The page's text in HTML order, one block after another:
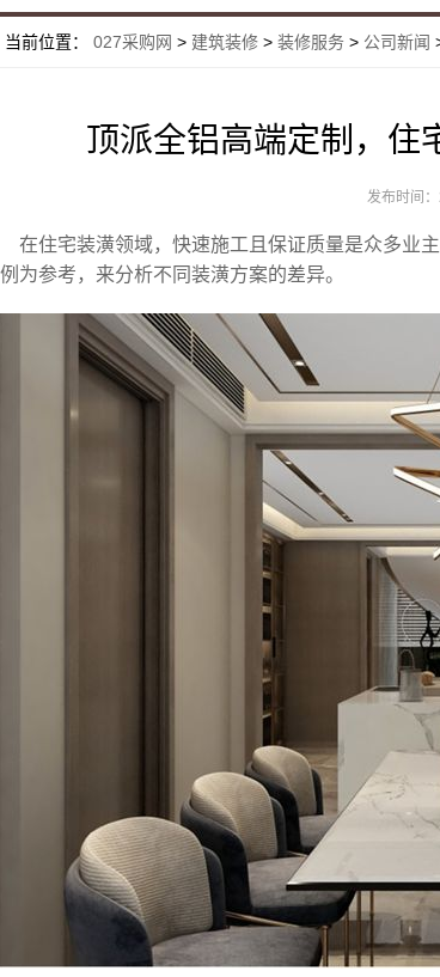
当前位置： 027采购网 > 建筑装修 > 装修服务 > 公司新闻
顶派全铝高端定制，住
发布时间
在住宅装潢领域，快速施工且保证质量是众多业
为参考，来分析不同装潢方案的差异。